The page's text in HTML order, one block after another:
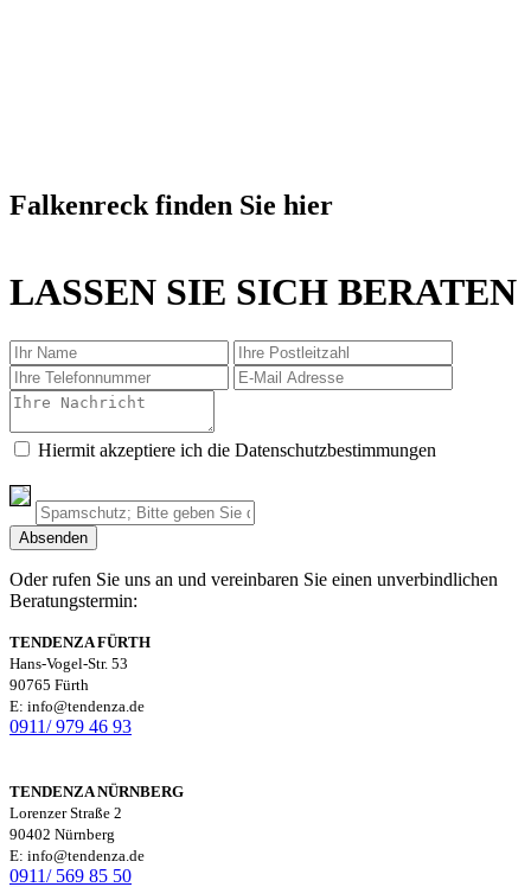
Falkenreck finden Sie hier
LASSEN SIE SICH BERATEN
Hiermit akzeptiere ich die Datenschutzbestimmungen
Oder rufen Sie uns an und vereinbaren Sie einen unverbindlichen
Beratungstermin:
TENDENZA FÜRTH
Hans-Vogel-Str. 53
90765 Fürth
E: info@tendenza.de
0911/ 979 46 93
TENDENZA NÜRNBERG
Lorenzer Straße 2
90402 Nürnberg
E: info@tendenza.de
0911/ 569 85 50